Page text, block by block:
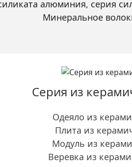
алюминия, серия
Минеральное
Серия из
Одеяло из
Плита из
Модуль из
Веревка из